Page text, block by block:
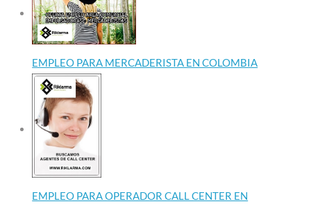
EMPLEO PARA MERCADERISTA EN COLOMBIA
EMPLEO PARA OPERADOR CALL CENTER EN